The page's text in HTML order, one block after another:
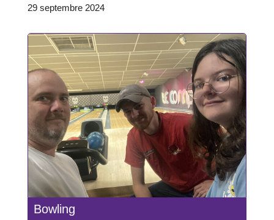
29 septembre 2024
Bowling